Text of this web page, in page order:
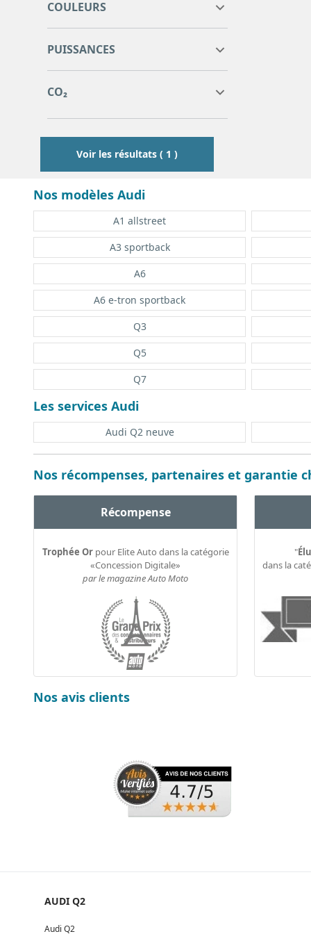
COULEURS
PUISSANCES
CO₂
Voir les résultats ( 1 )
Nos modèles Audi
A1 allstreet
A3 sportback
A6
A6 e-tron sportback
Q3
Q5
Q7
Les services Audi
Audi Q2 neuve
Nos récompenses, partenaires et garantie
Récompense
Trophée Orpour Elite Auto dans la catégorie
«Concession Digitale»
par le magazine Auto Moto
"
dans la
Nos avis clients
AUDI Q2
Audi Q2